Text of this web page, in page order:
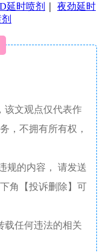
延时喷剂
夜劲延时
该文观点仅代表作
，不拥有所有权，
规的内容， 请发送
角【投诉删除】可
载任何违法的相关